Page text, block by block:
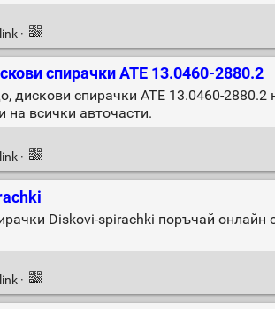
·
спирачки ATE 13.0460-2880.2
дискови спирачки ATE 13.0460-
на всички авточасти.
·
Diskovi-spirachki поръчай онлайн
·